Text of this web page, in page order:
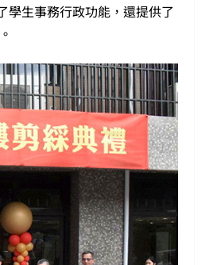
學生事務行政功能，還提供了